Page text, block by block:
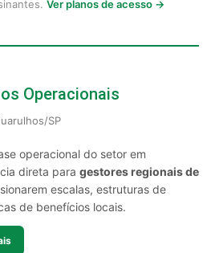
Ver planos de acesso →
Operacionais
SP
operacional do setor em
direta para gestores regionais de
escalas, estruturas de
de benefícios locais.